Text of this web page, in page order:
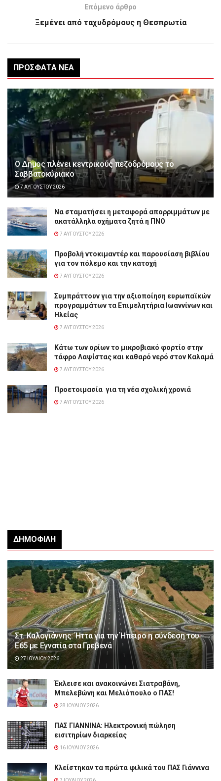
Επόμενο άρθρο
Ξεμένει από ταχυδρόμους η Θεσπρωτία
ΠΡΌΣΦΑΤΑ ΝΈΑ
Ο Δήμος πλένει κεντρικούς πεζοδρόμους το
Σαββατοκύριακο
7 ΑΥΓΟΎΣΤΟΥ 2026
Να σταματήσει η μεταφορά απορριμμάτων με
ακατάλληλα οχήματα ζητά η ΠΝΟ
7 ΑΥΓΟΎΣΤΟΥ 2026
Προβολή ντοκιμαντέρ και παρουσίαση βιβλίου
για τον πόλεμο και την κατοχή
7 ΑΥΓΟΎΣΤΟΥ 2026
Συμπράττουν για την αξιοποίηση ευρωπαϊκών
προγραμμάτων τα Επιμελητήρια Ιωαννίνων και
Ηλείας
7 ΑΥΓΟΎΣΤΟΥ 2026
Κάτω των ορίων το μικροβιακό φορτίο στην
τάφρο Λαψίστας και καθαρό νερό στον Καλαμά
7 ΑΥΓΟΎΣΤΟΥ 2026
Προετοιμασία για τη νέα σχολική χρονιά
7 ΑΥΓΟΎΣΤΟΥ 2026
ΔΗΜΟΦΙΛΉ
Στ. Καλογιάννης: Ήττα για την Ήπειρο η σύνδεση του
Ε65 με Εγνατία στα Γρεβενά
27 ΙΟΥΛΊΟΥ 2026
Έκλεισε και ανακοινώνει Σιατραβάνη,
Μπελεβώνη και Μελιόπουλο ο ΠΑΣ!
28 ΙΟΥΛΊΟΥ 2026
ΠΑΣ ΓΙΑΝΝΙΝΑ: Hλεκτρονική πώληση
εισιτηρίων διαρκείας
16 ΙΟΥΛΊΟΥ 2026
Κλείστηκαν τα πρώτα φιλικά του ΠΑΣ Γιάννινα